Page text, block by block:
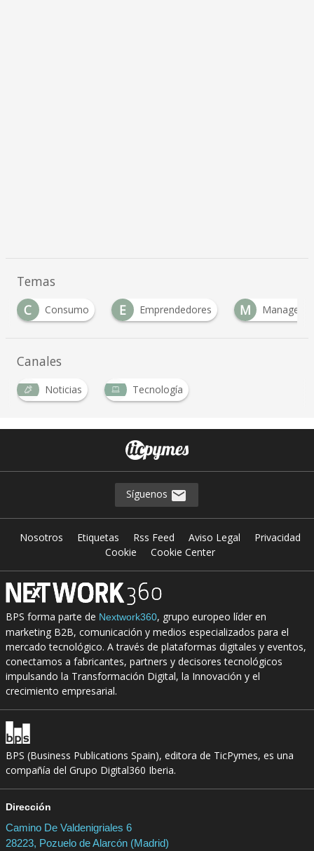
Temas
E
Emprendedores M Management N
Canales
Noticias Tecnología
Síguenos
Nosotros Etiquetas Rss Feed Aviso Legal
Privacidad
Cookie
Cookie Center
BPS forma parte de Nextwork360, grupo europeo líder en
marketing B2B, comunicación y medios especializados para el
mercado tecnológico. A través de plataformas digitales y eventos,
conectamos a fabricantes, partners y decisores tecnológicos
impulsando la Transformación Digital, la Innovación y el
crecimiento empresarial.
BPS (Business Publications Spain), editora de TicPymes, es una
compañía del Grupo Digital360 Iberia.
Dirección
Camino De Valdenigriales 6
28223, Pozuelo de Alarcón (Madrid)